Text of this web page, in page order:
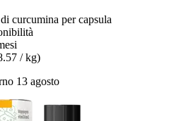
curcumina per capsula
/ kg)
13 agosto